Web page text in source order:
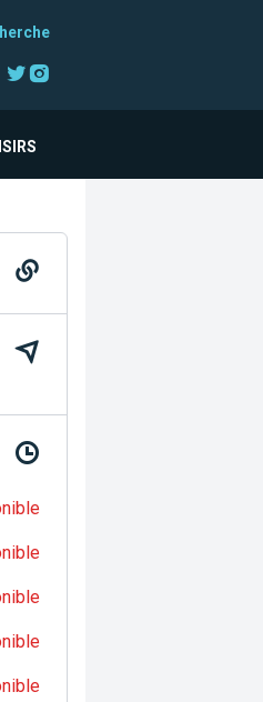
Facebook
Twitter